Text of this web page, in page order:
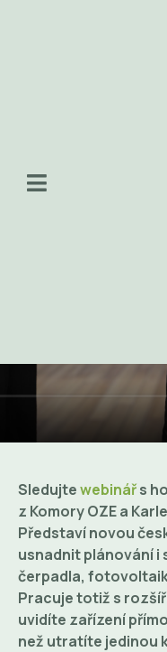
Sledujtewebinářs
z Komory OZE a
Představí novou
usnadnit plánování
čerpadla,
Pracuje totiž s
uvidíte zařízení
než utratíte jedinou